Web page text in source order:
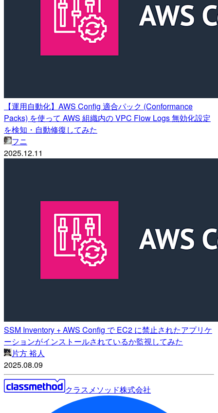
【運用自動化】AWS Config 適合パック (Conformance
Packs) を使って AWS 組織内の VPC Flow Logs 無効化設定
を検知・自動修復してみた
フニ
2025.12.11
SSM Inventory + AWS Config で EC2 に禁止されたアプリケ
ーションがインストールされているか監視してみた
片方 裕人
2025.08.09
クラスメソッド株式会社